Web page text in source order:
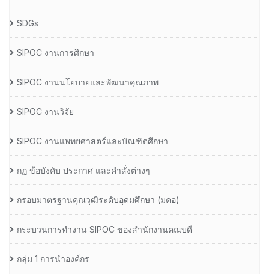
SDGs
SIPOC งานการศึกษา
SIPOC งานนโยบายและพัฒนาคุณภาพ
SIPOC งานวิจัย
SIPOC งานแพทยศาสตร์และบัณฑิตศึกษา
กฏ ข้อบังคับ ประกาศ และคำสั่งต่างๆ
กรอบมาตรฐานคุณวุฒิระดับอุดมศึกษา (มคอ)
กระบวนการทำงาน SIPOC ของสำนักงานคณบดี
กลุ่ม 1 การนำองค์กร